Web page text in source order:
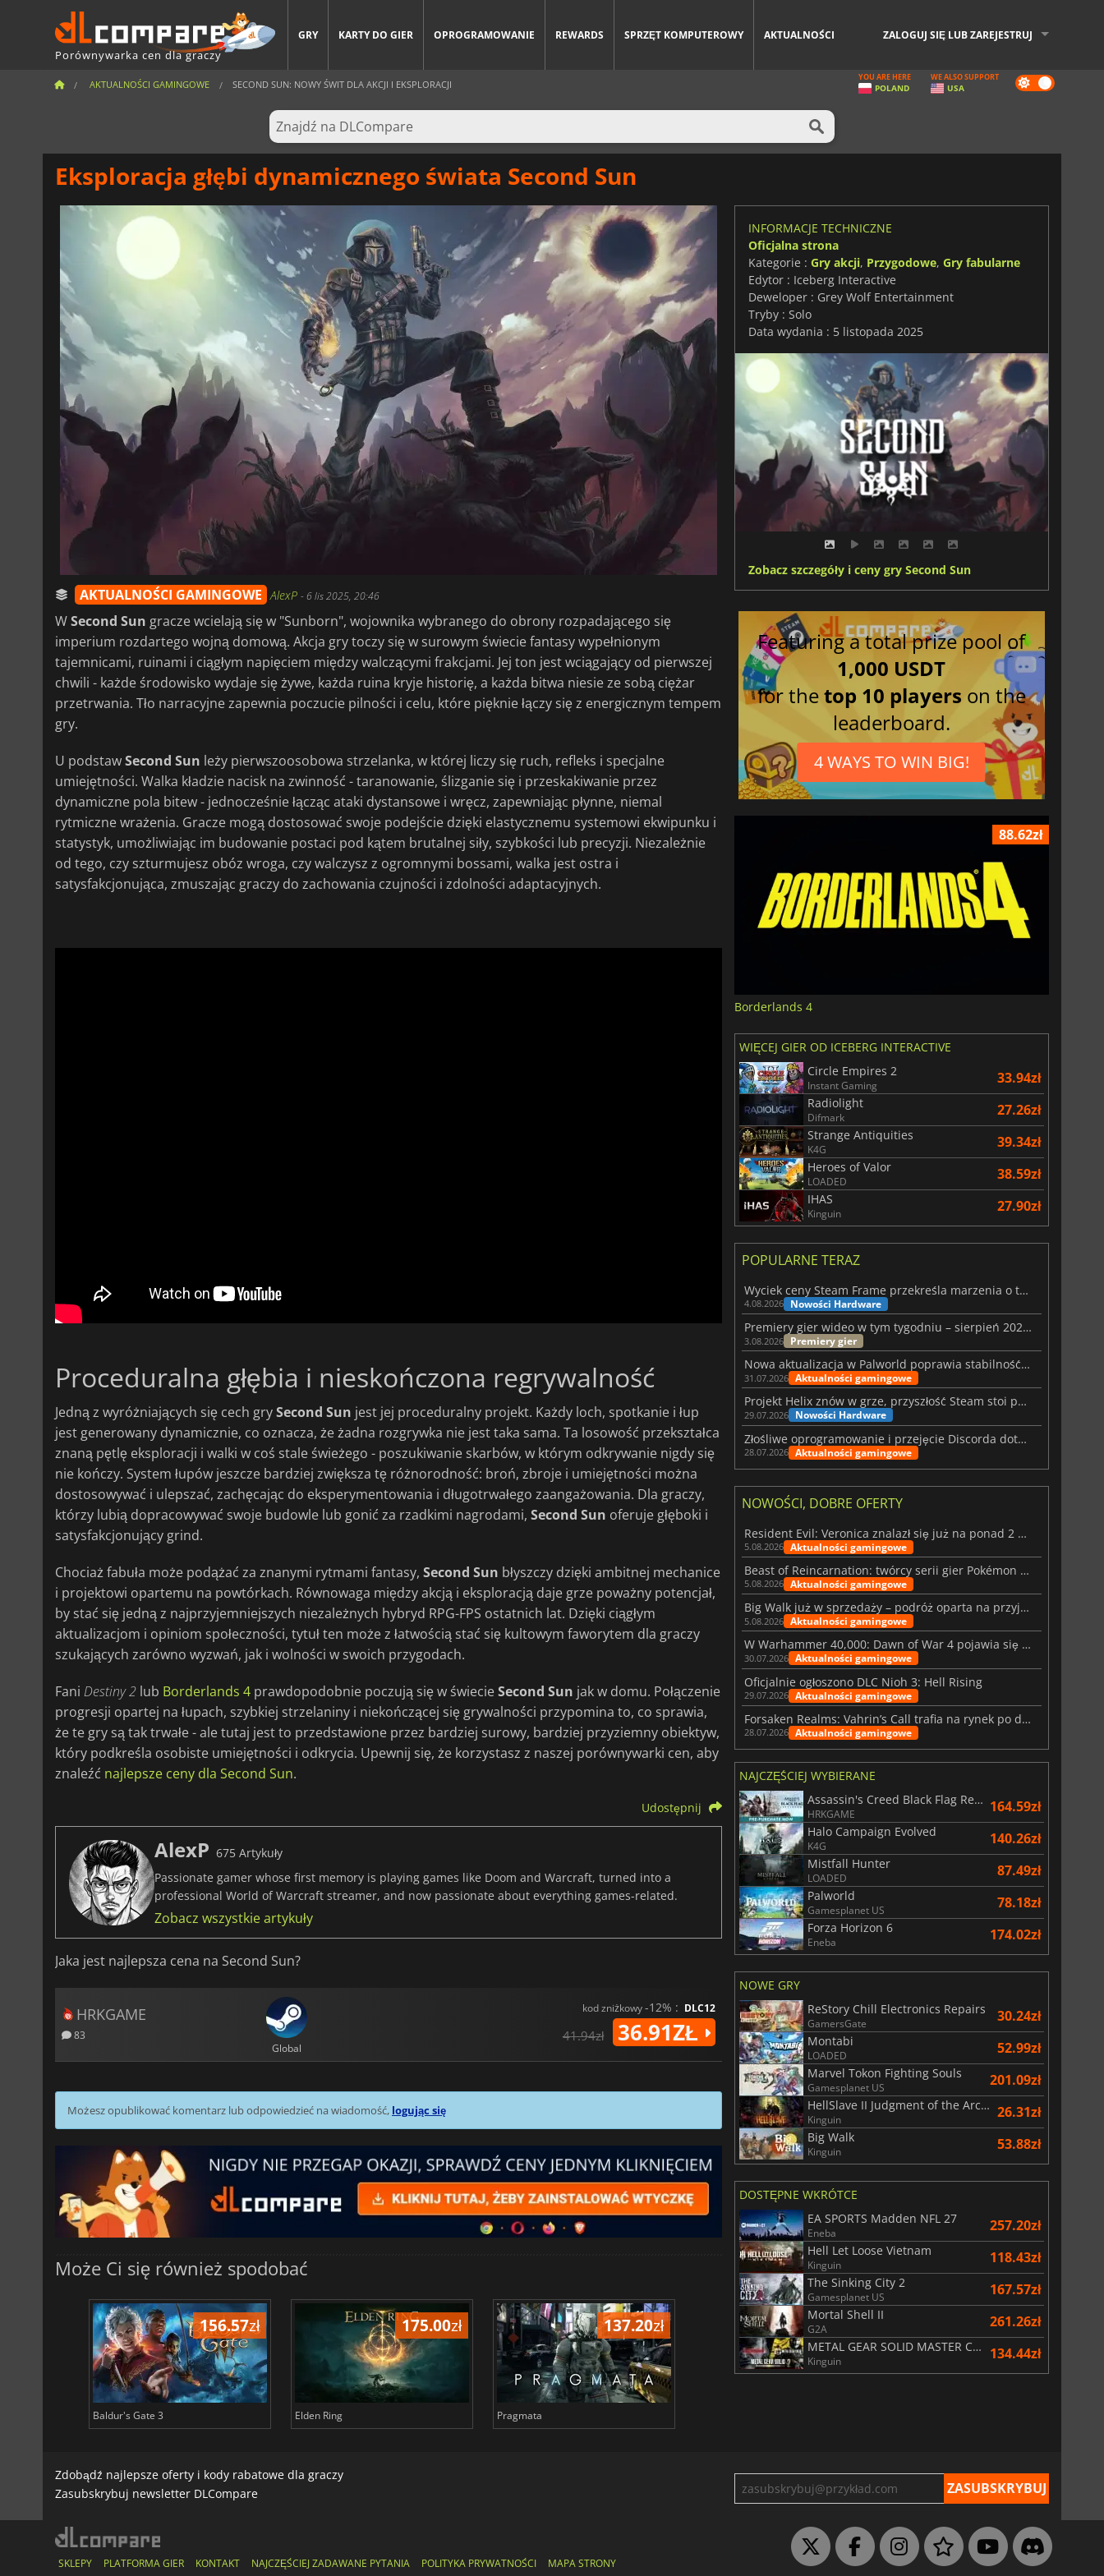
Porównywarka cen dla graczy
GRY KARTY DO GIER OPROGRAMOWANIE REWARDS SPRZĘT KOMPUTEROWY AKTUALNOŚCI ZALOGUJ SIĘ LUB ZAREJESTRUJ
AKTUALNOŚCI GAMINGOWE SECOND SUN: NOWY ŚWIT DLA AKCJI I EKSPLORACJI Dark
mode
YOU ARE HERE
POLAND
WE ALSO SUPPORT
USA
Eksploracja głębi dynamicznego świata Second Sun
AKTUALNOŚCI GAMINGOWE AlexP -6 lis 2025, 20:46
WSecond Sun gracze wcielają się w "Sunborn", wojownika wybranego do obrony rozpadającego się
imperium rozdartego wojną domową. Akcja gry toczy się w surowym świecie fantasy wypełnionym
tajemnicami, ruinami i ciągłym napięciem między walczącymi frakcjami. Jej ton jest wciągający od pierwszej
chwili - każde środowisko wydaje się żywe, każda ruina kryje historię, a każda bitwa niesie ze sobą ciężar
przetrwania. Tło narracyjne zapewnia poczucie pilności i celu, które pięknie łączy się z energicznym tempem
gry.
U podstawSecond Sun leży pierwszoosobowa strzelanka, w której liczy się ruch, refleks i specjalne
umiejętności. Walka kładzie nacisk na zwinność - taranowanie, ślizganie się i przeskakiwanie przez
dynamiczne pola bitew - jednocześnie łącząc ataki dystansowe i wręcz, zapewniając płynne, niemal
rytmiczne wrażenia. Gracze mogą dostosować swoje podejście dzięki elastycznemu systemowi ekwipunku i
statystyk, umożliwiając im budowanie postaci pod kątem brutalnej siły, szybkości lub precyzji. Niezależnie
od tego, czy szturmujesz obóz wroga, czy walczysz z ogromnymi bossami, walka jest ostra i
satysfakcjonująca, zmuszając graczy do zachowania czujności i zdolności adaptacyjnych.
Proceduralna głębia i nieskończona regrywalność
Jedną z wyróżniających się cech grySecond Sun jest jej proceduralny projekt. Każdy loch, spotkanie i łup
jest generowany dynamicznie, co oznacza, że żadna rozgrywka nie jest taka sama. Ta losowość przekształca
znaną pętlę eksploracji i walki w coś stale świeżego - poszukiwanie skarbów, w którym odkrywanie nigdy się
nie kończy. System łupów jeszcze bardziej zwiększa tę różnorodność: broń, zbroje i umiejętności można
dostosowywać i ulepszać, zachęcając do eksperymentowania i długotrwałego zaangażowania. Dla graczy,
którzy lubią dopracowywać swoje budowle lub gonić za rzadkimi nagrodami, Second Sun oferuje głęboki i
satysfakcjonujący grind.
Chociaż fabuła może podążać za znanymi rytmami fantasy, Second Sun błyszczy dzięki ambitnej mechanice
i projektowi opartemu na powtórkach. Równowaga między akcją i eksploracją daje grze poważny potencjał,
by stać się jedną z najprzyjemniejszych niezależnych hybryd RPG-FPS ostatnich lat. Dzięki ciągłym
aktualizacjom i opiniom społeczności, tytuł ten może z łatwością stać się kultowym faworytem dla graczy
szukających zarówno wyzwań, jak i wolności w swoich przygodach.
Fani Destiny 2 lub Borderlands 4 prawdopodobnie poczują się w świecieSecond Sun jak w domu. Połączenie
progresji opartej na łupach, szybkiej strzelaniny i niekończącej się grywalności przypomina to, co sprawia,
że te gry są tak trwałe - ale tutaj jest to przedstawione przez bardziej surowy, bardziej przyziemny obiektyw,
który podkreśla osobiste umiejętności i odkrycia. Upewnij się, że korzystasz z naszej porównywarki cen, aby
znaleźć najlepsze ceny dla Second Sun.
Udostępnij
AlexP 675 Artykuły
Passionate gamer whose first memory is playing games like Doom and Warcraft, turned into a
professional World of Warcraft streamer, and now passionate about everything games-related.
Zobacz wszystkie artykuły
Jaka jest najlepsza cena na Second Sun?
HRKGAME
83
Global
kod zniżkowy-12% : DLC12
41.94zł 36.91ZŁ
Możesz opublikować komentarz lub odpowiedzieć na wiadomość, logując się
Może Ci się również spodobać
156.57zł
Baldur's Gate 3
175.00zł
Elden Ring
137.20zł
Pragmata
29.09zł 66.55
INFORMACJE TECHNICZNE
Oficjalna strona
Kategorie : Gry akcji, Przygodowe, Gry fabularne
Edytor : Iceberg Interactive
Deweloper : Grey Wolf Entertainment
Tryby : Solo
Data wydania : 5 listopada 2025
Zobacz szczegóły i ceny gry Second Sun
Featuring a total prize pool of
1,000 USDT
for thetop 10 players on the
leaderboard.
4 WAYS TO WIN BIG!
88.62zł
Borderlands 4
WIĘCEJ GIER OD ICEBERG INTERACTIVE
Circle Empires 2
Instant Gaming 33.94zł
Radiolight
Difmark 27.26zł
Strange Antiquities
K4G 39.34zł
Heroes of Valor
LOADED 38.59zł
IHAS
Kinguin 27.90zł
POPULARNE TERAZ
Wyciek ceny Steam Frame przekreśla marzenia o tanim zestawie VR
4.08.2026 Nowości Hardware
Premiery gier wideo w tym tygodniu – sierpień 2026 r. (32. tydzień)
3.08.2026 Premiery gier
Nowa aktualizacja w Palworld poprawia stabilność Sunreach i walk z bossami
31.07.2026 Aktualności gamingowe
Projekt Helix znów w grze, przyszłość Steam stoi pod znakiem zapytania
29.07.2026 Nowości Hardware
Złośliwe oprogramowanie i przejęcie Discorda dotknęły Meccha Chameleon
28.07.2026 Aktualności gamingowe
NOWOŚCI, DOBRE OFERTY
Resident Evil: Veronica znalazł się już na ponad 2 milionach list życzeń
5.08.2026 Aktualności gamingowe
Beast of Reincarnation: twórcy serii gier Pokémon wkraczają na nową ścieżkę
5.08.2026 Aktualności gamingowe
Big Walk już w sprzedaży – podróż oparta na przyjaźni
5.08.2026 Aktualności gamingowe
W Warhammer 40,000: Dawn of War 4 pojawia się frakcja Nekronów
30.07.2026 Aktualności gamingowe
Oficjalnie ogłoszono DLC Nioh 3: Hell Rising
29.07.2026 Aktualności gamingowe
Forsaken Realms: Vahrin’s Call trafia na rynek po dziesięciu latach prac
28.07.2026 Aktualności gamingowe
NAJCZĘŚCIEJ WYBIERANE
Assassin's Creed Black Flag Resynced
HRKGAME 164.59zł
Halo Campaign Evolved
K4G 140.26zł
Mistfall Hunter
LOADED 87.49zł
Palworld
Gamesplanet US 78.18zł
Forza Horizon 6
Eneba 174.02zł
NOWE GRY
ReStory Chill Electronics Repairs
GamersGate 30.24zł
Montabi
LOADED 52.99zł
Marvel Tokon Fighting Souls
Gamesplanet US 201.09zł
HellSlave II Judgment of the Archon
Kinguin 26.31zł
Big Walk
Kinguin 53.88zł
DOSTĘPNE WKRÓTCE
EA SPORTS Madden NFL 27
Eneba 257.20zł
Hell Let Loose Vietnam
Kinguin 118.43zł
The Sinking City 2
Gamesplanet US 167.57zł
Mortal Shell II
G2A 261.26zł
METAL GEAR SOLID MASTER COLLECTION Vol.2
Kinguin 134.44zł
Zdobądź najlepsze oferty i kody rabatowe dla graczy
Zasubskrybuj newsletter DLCompare
SKLEPY PLATFORMA GIER KONTAKT NAJCZĘŚCIEJ ZADAWANE PYTANIA POLITYKA PRYWATNOŚCI
MAPA STRONY